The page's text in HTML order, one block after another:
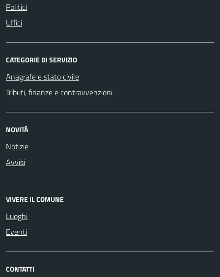
Politici
Uffici
CATEGORIE DI SERVIZIO
Anagrafe e stato civile
Tributi, finanze e contravvenzioni
NOVITÀ
Notizie
Avvisi
VIVERE IL COMUNE
Luoghi
Eventi
CONTATTI